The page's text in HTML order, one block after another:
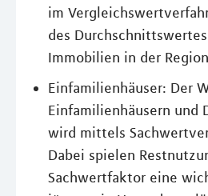
im
des
Immobilien in der
Einfamilienhäuser: Der
Einfamilienhäusern und
wird mittels
Dabei spielen
Sachwertfaktor eine